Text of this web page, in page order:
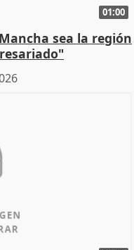
01:00
sea la región